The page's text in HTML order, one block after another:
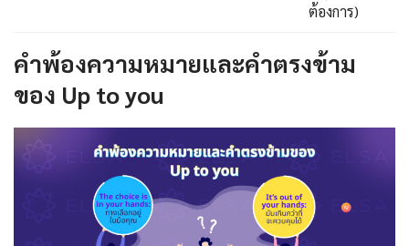
ต้องการ)
คำพ้องความหมายและคำตรงข้าม
ของ Up to you